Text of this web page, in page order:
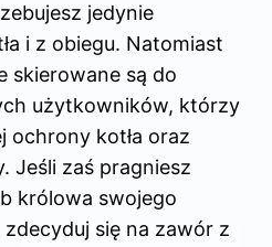
jedynie
i z obiegu. Natomiast
skierowane są do
użytkowników, którzy
ochrony kotła oraz
Jeśli zaś pragniesz
królowa swojego
się na zawór z